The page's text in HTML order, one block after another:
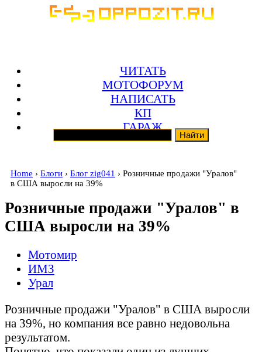
ЧИТАТЬ
МОТОФОРУМ
НАПИСАТЬ
КП
ГАРАЖ
Home › Блоги › Блог zig041 › Розничные продажи "Уралов"
в США выросли на 39%
Розничные продажи "Уралов" в
США выросли на 39%
Мотомир
ИМЗ
Урал
Розничные продажи "Уралов" в США выросли
на 39%, но компания все равно недовольна
результатом.